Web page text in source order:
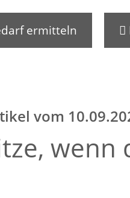
ermitteln
vom